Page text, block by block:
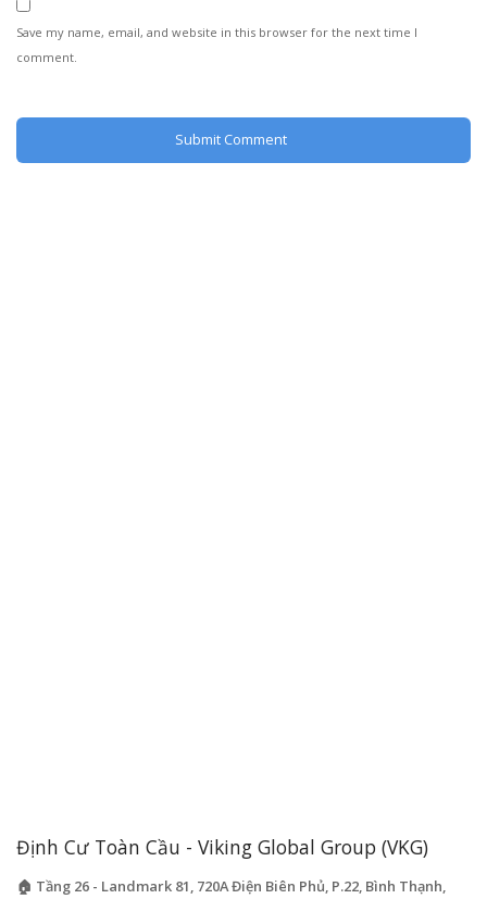
Save my name, email, and website in this browser for the next time I
comment.
Định Cư Toàn Cầu - Viking Global Group (VKG)
🏠 Tầng 26 - Landmark 81, 720A Điện Biên Phủ, P.22, Bình Thạnh,